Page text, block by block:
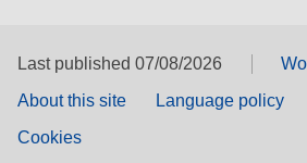
Last published 07/08/2026
About this site
Language policy
Cookies